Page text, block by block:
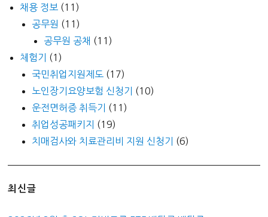
채용 정보 (11)
공무원 (11)
공무원 공채 (11)
체험기
(1)
국민취업지원제도 (17)
노인장기요양보험 신청기
(10)
운전면허증 취득기
(11)
취업성공패키지
(19)
치매검사와 치료관리비 지원 신청기
(6)
최신글